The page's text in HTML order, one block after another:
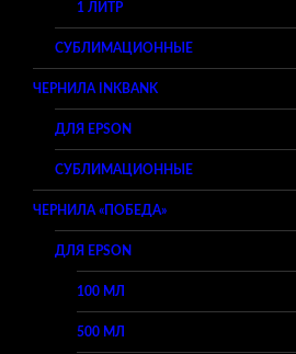
1 ЛИТР
СУБЛИМАЦИОННЫЕ
ЧЕРНИЛА INKBANK
ДЛЯ EPSON
СУБЛИМАЦИОННЫЕ
ЧЕРНИЛА «ПОБЕДА»
ДЛЯ EPSON
100 МЛ
500 МЛ